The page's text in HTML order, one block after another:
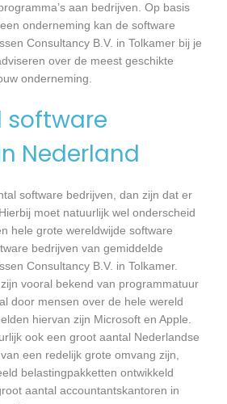
aan bedrijven. Op basis
onderneming kan de software
Consultancy B.V. in Tolkamer bij je
over de meest geschikte
onderneming.
software
Nederland
software bedrijven, dan zijn dat er
moet natuurlijk wel onderscheid
hele grote wereldwijde software
bedrijven van gemiddelde
Consultancy B.V. in Tolkamer.
vooral bekend van programmatuur
door mensen over de hele wereld
hiervan zijn Microsoft en Apple.
ook een groot aantal Nederlandse
een redelijk grote omvang zijn,
belastingpakketten ontwikkeld
aantal accountantskantoren in